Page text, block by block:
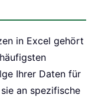
in Excel gehört
Ihrer Daten für
an spezifische